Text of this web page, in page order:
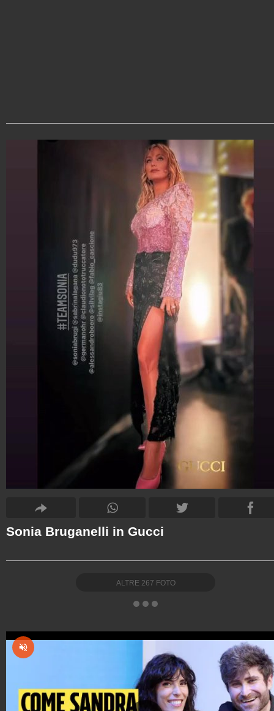
Sonia Bruganelli in Gucci
ALTRE 267 FOTO